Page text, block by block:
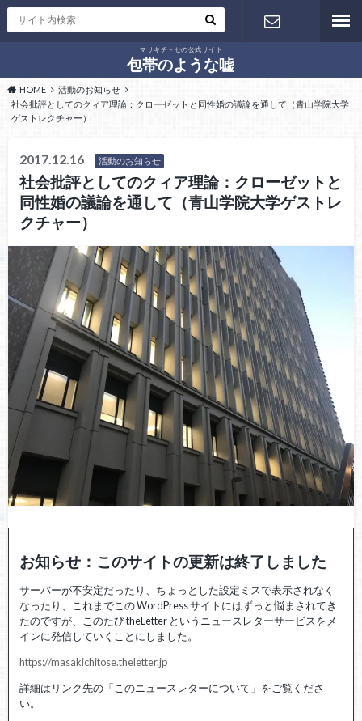
マサキチトセの公式サイト
包帯のような嘘
せ
HOME
活動のお知らせ
社会批評としてのクィア理論：クローゼットと同性婚の議論を通して（青山学院大学
ゲストレクチャー）
2017.12.16 活動のお知らせ
社会批評としてのクィア理論：クローゼットと
同性婚の議論を通して（青山学院大学ゲストレ
クチャー）
お知らせ：このサイトの更新は終了しました
サーバーが不安定だったり、ちょっとした設定ミスで表示されなく
なったり、これまでこの WordPress サイトにはずっと悩まされてき
たのですが、このたび theLetter というニュースレターサービスをメ
インに発信していくことにしました。
https://masakichitose.theletter.jp
詳細はリンク先の「このニュースレターについて」をご覧くださ
い。